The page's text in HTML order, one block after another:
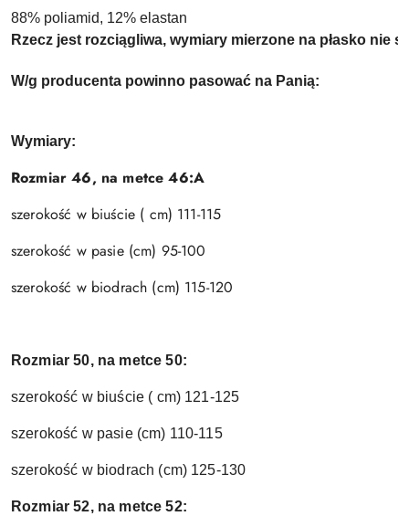
88% poliamid, 12% elastan
Rzecz jest rozciągliwa, wymiary mierzone na płasko nie
W/g producenta powinno pasować na Panią:
Wymiary:
Rozmiar 46, na metce 46:A
szerokość w biuście ( cm) 111-115
szerokość w pasie (cm) 95-100
szerokość w biodrach (cm) 115-120
Rozmiar 50, na metce 50:
szerokość w biuście ( cm) 121-125
szerokość w pasie (cm) 110-115
szerokość w biodrach (cm) 125-130
Rozmiar 52, na metce 52: